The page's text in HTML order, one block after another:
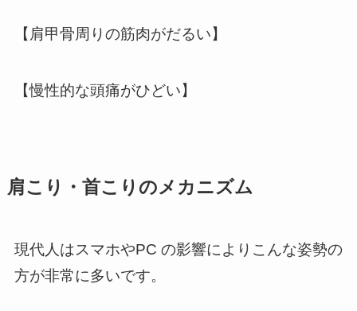
【肩甲骨周りの筋肉がだるい】
【慢性的な頭痛がひどい】
肩こり・首こりのメカニズム
現代人はスマホやPC の影響によりこんな姿勢の
方が非常に多いです。